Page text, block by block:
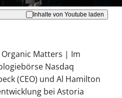
Inhalte von Youtube laden
Matters | Im
Nasdaq
(CEO) und Al Hamilton
bei Astoria